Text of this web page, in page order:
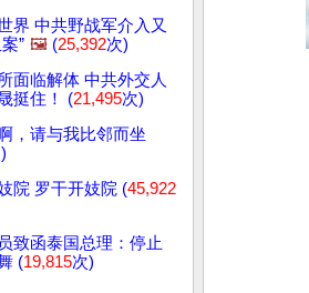
界 中共野战军介入又
” 🖼️ (25,392次)
面临解体 中共外交人
挺住！ (21,495次)
，请与我比邻而坐
院 罗干开妓院 (45,922
致函泰国总理：停止
(19,815次)